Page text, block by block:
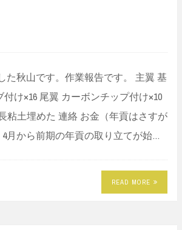
た秋山です。作業報告です。 主翼 基
け×16 尾翼 カーボンチップ付け×10
粘土埋めた 連絡 お金（年貢はさすが
月から前期の年貢の取り立てが始…
READ MORE